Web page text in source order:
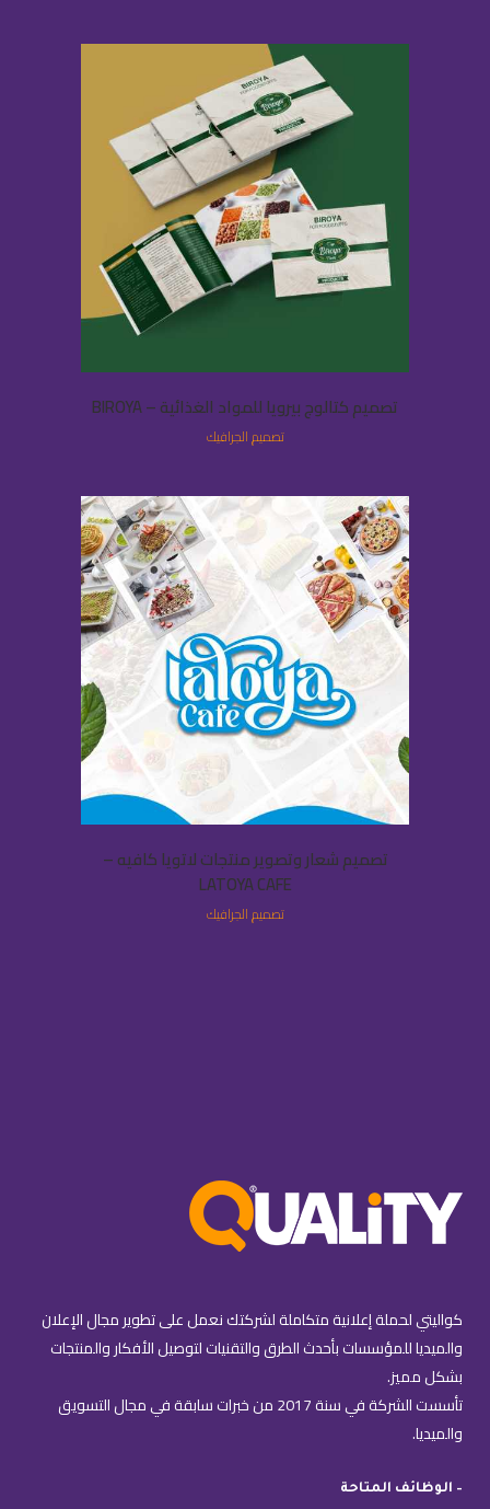
تصميم كتالوج بيرويا للمواد الغذائية – BIROYA
تصميم الجرافيك
تصميم شعار وتصوير منتجات لاتويا كافيه –
LATOYA CAFE
تصميم الجرافيك
كواليتي لحملة إعلانية متكاملة لشركتك نعمل على تطوير مجال الإعلان
والميديا للمؤسسات بأحدث الطرق والتقنيات لتوصيل الأفكار والمنتجات
بشكل مميز.
تأسست الشركة في سنة 2017 من خبرات سابقة في مجال التسويق
والميديا.
– الوظائف المتاحة